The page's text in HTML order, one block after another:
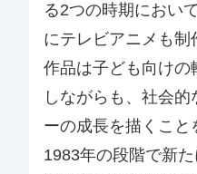
る2つの時期におい
にテレビアニメも
作品は子ども向けの
しながらも、社会
ーの成長を描くこと
1983年の段階で新